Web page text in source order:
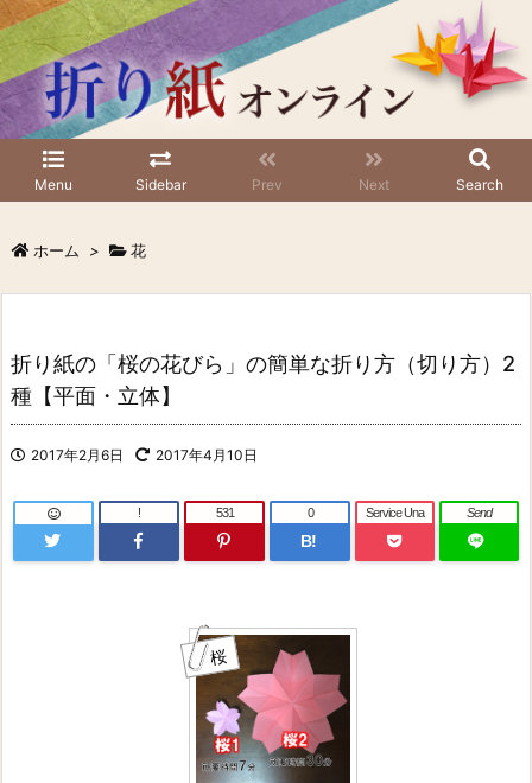
Menu Sidebar Prev Next Search
ホーム > 花
折り紙の「桜の花びら」の簡単な折り方（切り方）2
種【平面・立体】
2017年2月6日 2017年4月10日
! 531
B!
0 Service Una Send
桜